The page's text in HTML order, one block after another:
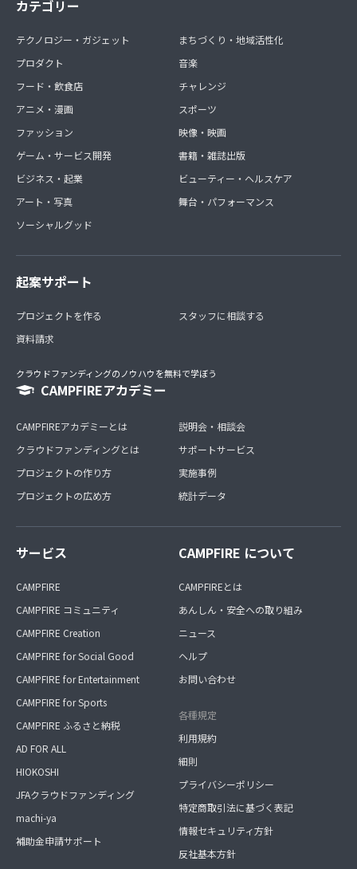
カテゴリー
テクノロジー・ガジェット
プロダクト
フード・飲食店
アニメ・漫画
ファッション
ゲーム・サービス開発
ビジネス・起業
アート・写真
ソーシャルグッド
まちづくり・地域活性化
音楽
チャレンジ
スポーツ
映像・映画
書籍・雑誌出版
ビューティー・ヘルスケア
舞台・パフォーマンス
起案サポート
プロジェクトを作る
資料請求
スタッフに相談する
クラウドファンディングのノウハウを無料で学ぼう
CAMPFIREアカデミー
CAMPFIREアカデミーとは
クラウドファンディングとは
プロジェクトの作り方
プロジェクトの広め方
説明会・相談会
サポートサービス
実施事例
統計データ
サービス
CAMPFIRE
CAMPFIRE コミュニティ
CAMPFIRE Creation
CAMPFIRE for Social Good
CAMPFIRE for Entertainment
CAMPFIRE for Sports
CAMPFIRE ふるさと納税
AD FOR ALL
HIOKOSHI
JFAクラウドファンディング
machi-ya
補助金申請サポート
CAMPFIRE について
CAMPFIREとは
あんしん・安全への取り組み
ニュース
ヘルプ
お問い合わせ
各種規定
利用規約
細則
プライバシーポリシー
特定商取引法に基づく表記
情報セキュリティ方針
反社基本方針